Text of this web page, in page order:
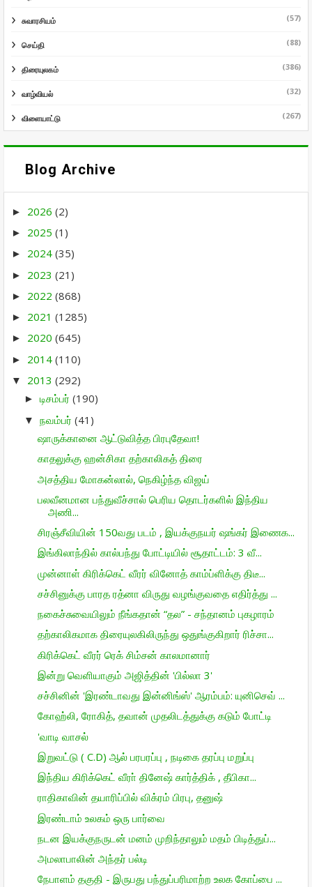
சுவாரசியம் (57)
செய்தி (88)
திரையுலகம் (386)
வாழ்வியல் (32)
விளையாட்டு (267)
Blog Archive
► 2026 (2)
► 2025 (1)
► 2024 (35)
► 2023 (21)
► 2022 (868)
► 2021 (1285)
► 2020 (645)
► 2014 (110)
▼ 2013 (292)
► டிசம்பர் (190)
▼ நவம்பர் (41)
ஷாருக்கானை ஆட்டுவித்த பிரபுதேவா!
காதலுக்கு ஹன்சிகா தற்காலிகத் திரை
அசத்திய மோகன்லால், நெகிழ்ந்த விஜய்
பலவீனமான பந்துவீச்சால் பெரிய தொடர்களில் இந்திய
அணி...
சிரஞ்சீவியின் 150வது படம் , இயக்குநயர் ஷங்கர் இணைக...
இங்கிலாந்தில் கால்பந்து போட்டியில் சூதாட்டம்: 3 வீ...
முன்னாள் கிரிக்கெட் வீரர் வினோத் காம்ப்ளிக்கு திடீ...
சச்சினுக்கு பாரத ரத்னா விருது வழங்குவதை எதிர்த்து ...
நகைச்சுவையிலும் நீங்கதான் “தல” - சந்தானம் புகழாரம்
தற்காலிகமாக திரையுலகிலிருந்து ஒதுங்குகிறார் ரிச்சா...
கிரிக்கெட் வீரர் ரெக் சிம்சன் காலமானார்
இன்று வெளியாகும் அஜித்தின் 'பில்லா 3'
சச்சினின் 'இரண்டாவது இன்னிங்ஸ்' ஆரம்பம்: யுனிசெவ் ...
கோஹ்லி, ரோகித், தவான் முதலிடத்துக்கு கடும் போட்டி
'வாடி வாசல்
இறுவட்டு ( C.D) ஆல் பரபரப்பு , நடிகை தரப்பு மறுப்பு
இந்திய கிரிக்கெட் வீரா் தினேஷ் கார்த்திக் , தீபிகா...
ராதிகாவின் தயா‌ரிப்பில் விக்ரம் பிரபு, தனுஷ்
இரண்டாம் உலகம் ஒரு பார்வை
நடன இயக்குநருடன் மனம் முறிந்தாலும் மதம் பிடித்துப்...
அமலாபாலின் அந்தர் பல்டி
நேபாளம் தகுதி - இருபது பந்துப்பரிமாற்ற உலக கோப்பை ...